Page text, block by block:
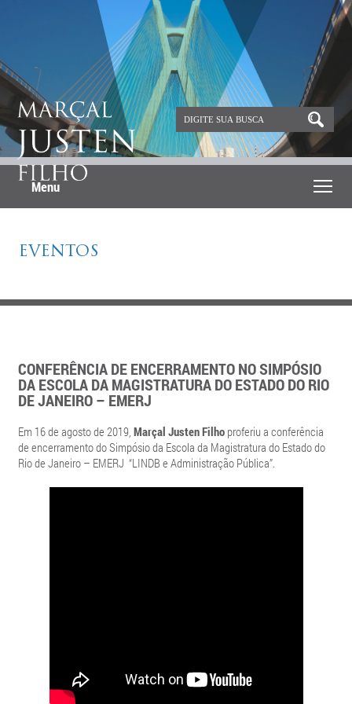
Menu
EVENTOS
CONFERÊNCIA DE ENCERRAMENTO NO SIMPÓSIO
DA ESCOLA DA MAGISTRATURA DO ESTADO DO RIO
DE JANEIRO – EMERJ
Em 16 de agosto de 2019, Marçal Justen Filho proferiu a conferência
de encerramento do Simpósio da Escola da Magistratura do Estado do
Rio de Janeiro – EMERJ “LINDB e Administração Pública”.